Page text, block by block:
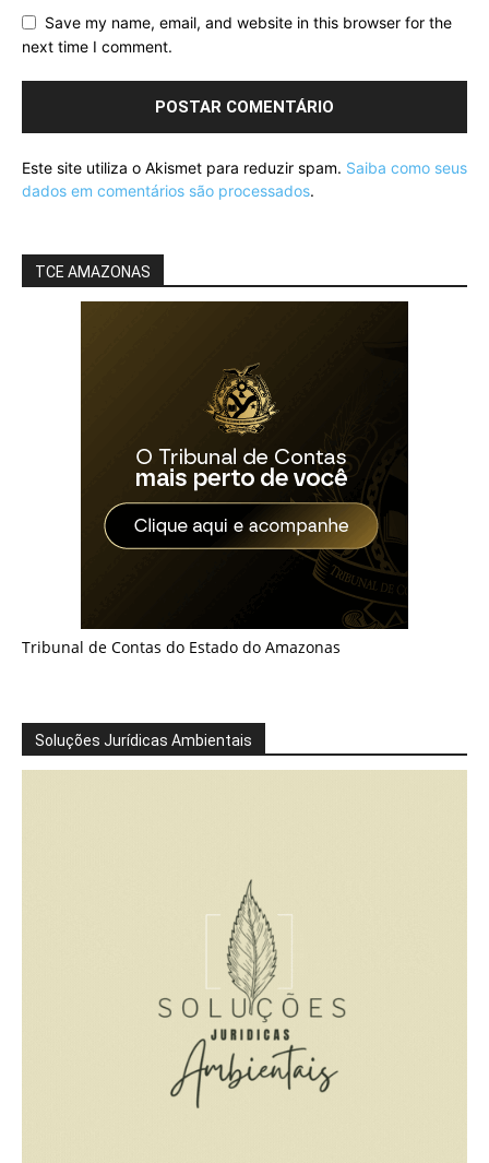
Save my name, email, and website in this browser for the
next time I comment.
Este site utiliza o Akismet para reduzir spam. Saiba como seus
dados em comentários são processados.
TCE AMAZONAS
Tribunal de Contas do Estado do Amazonas
Soluções Jurídicas Ambientais